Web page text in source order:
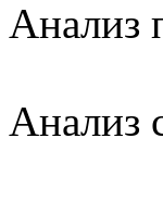
Анализ
Анализ